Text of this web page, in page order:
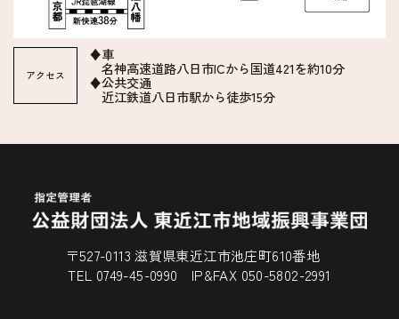
アクセス
♦車
名神高速道路八日市ICから国道421を約10分
♦公共交通
近江鉄道八日市駅から徒歩15分
〒527-0113 滋賀県東近江市池庄町610番地
TEL 0749-45-0990 IP&FAX 050-5802-2991